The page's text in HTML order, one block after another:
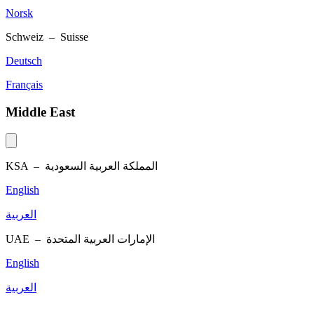
Norsk
Schweiz – Suisse
Deutsch
Français
Middle East
KSA – المملكة العربية السعودية
English
العربية
UAE – الإمارات العربية المتحدة
English
العربية